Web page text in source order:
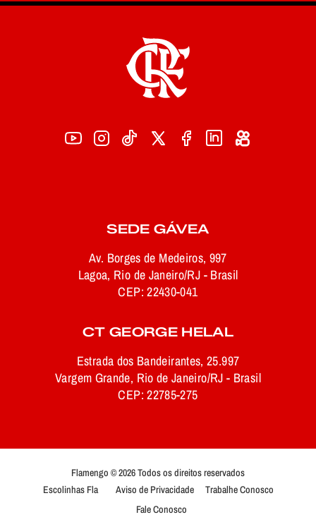
SEDE GÁVEA
Av. Borges de Medeiros, 997
Lagoa, Rio de Janeiro/RJ - Brasil
CEP: 22430-041
CT GEORGE HELAL
Estrada dos Bandeirantes, 25.997
Vargem Grande, Rio de Janeiro/RJ - Brasil
CEP: 22785-275
Flamengo © 2026 Todos os direitos reservados
Escolinhas Fla
Aviso de Privacidade
Trabalhe Conosco
Fale Conosco